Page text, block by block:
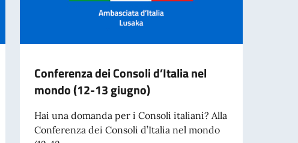
Conferenza dei Consoli d’Italia nel
mondo (12-13 giugno)
Hai una domanda per i Consoli italiani? Alla
Conferenza dei Consoli d’Italia nel mondo